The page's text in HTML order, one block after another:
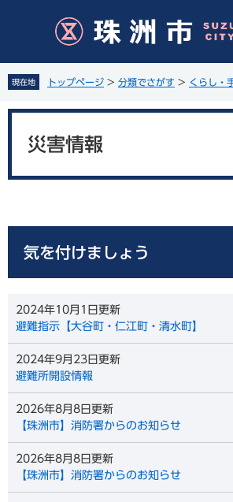
先
頭
で
を
飛
ば
現在地 トップページ > 分類でさがす > くらし・
災害情報
気を付けましょう
2024年10月1日更新
避難指示【大谷町・仁江町・清水町】
2024年9月23日更新
避難所開設情報
2026年8月8日更新
【珠洲市】消防署からのお知らせ
2026年8月8日更新
【珠洲市】消防署からのお知らせ